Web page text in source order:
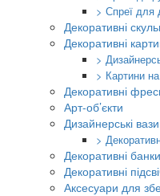
> Спреї для
Декоративні
Декоративні
>
> Картини
Декоративні
Арт-об’єкти
Дизайнерські вази
>
Декоративні банки
Декоративні
Аксесуари для